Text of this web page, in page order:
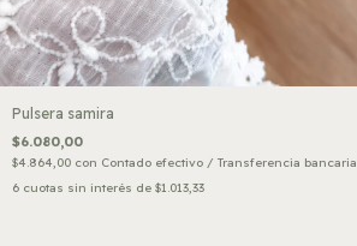
Pulsera samira
$6.080,00
$4.864,00 con Contado efectivo / Transferencia bancaria
6 cuotas sin interés de $1.013,33